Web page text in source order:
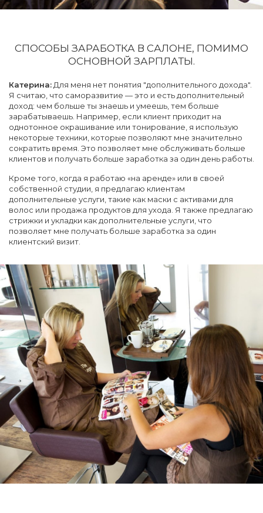
СПОСОБЫ ЗАРАБОТКА В САЛОНЕ, ПОМИМО
ОСНОВНОЙ ЗАРПЛАТЫ.
Катерина: Для меня нет понятия "дополнительного дохода".
Я считаю, что саморазвитие — это и есть дополнительный
доход: чем больше ты знаешь и умеешь, тем больше
зарабатываешь. Например, если клиент приходит на
однотонное окрашивание или тонирование, я использую
некоторые техники, которые позволяют мне значительно
сократить время. Это позволяет мне обслуживать больше
клиентов и получать больше заработка за один день работы.
Кроме того, когда я работаю «на аренде» или в своей
собственной студии, я предлагаю клиентам
дополнительные услуги, такие как маски с активами для
волос или продажа продуктов для ухода. Я также предлагаю
стрижки и укладки как дополнительные услуги, что
позволяет мне получать больше заработка за один
клиентский визит.